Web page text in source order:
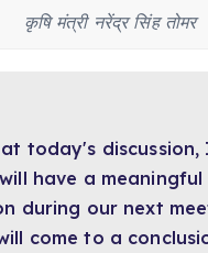
कृषि मंत्री नरेंद्र सिंह तोमर
today's discussion,
have a meaningful
during our next
come to a